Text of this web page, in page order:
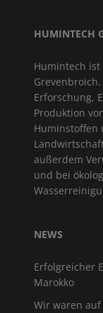
HUMINTECH
Humintech
Erforschung,
Produktion
Huminstoffen
außerdem
und bei
NEWS
Erfolgreicher
Marokko
Wir waren